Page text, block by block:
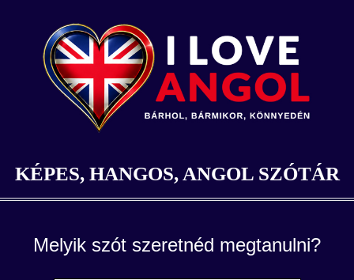
KÉPES, HANGOS, ANGOL SZÓTÁR
Melyik szót szeretnéd megtanulni?